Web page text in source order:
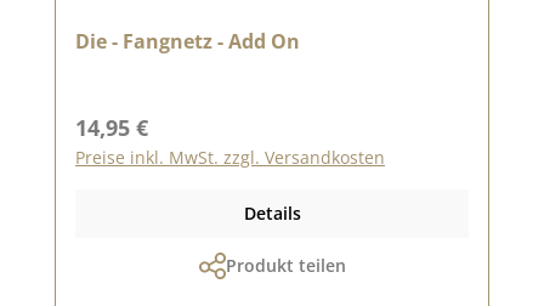
Die - Fangnetz - Add On
Regulärer Preis:
14,95 €
Preise inkl. MwSt. zzgl. Versandkosten
Details
Produkt teilen